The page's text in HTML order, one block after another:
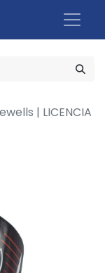
| LICENCIA